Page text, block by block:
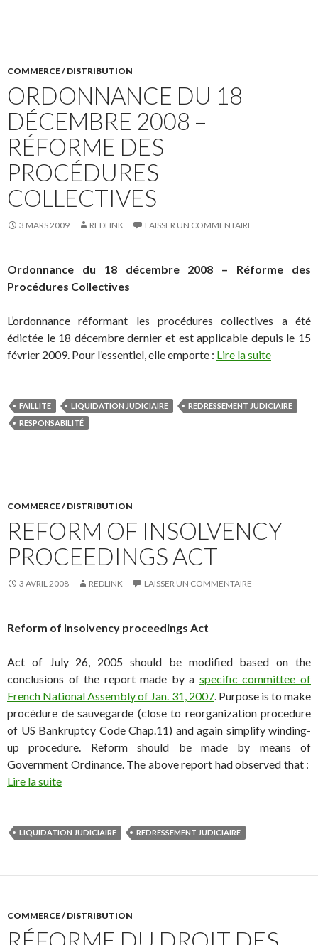
COMMERCE / DISTRIBUTION
ORDONNANCE DU 18
DÉCEMBRE 2008 –
RÉFORME DES
PROCÉDURES
COLLECTIVES
3 MARS 2009 REDLINK LAISSER UN COMMENTAIRE
Ordonnance du 18 décembre 2008 – Réforme des
Procédures Collectives
L’ordonnance réformant les procédures collectives a été
édictée le 18 décembre dernier et est applicable depuis le 15
février 2009. Pour l’essentiel, elle emporte : Lire la suite
FAILLITE LIQUIDATION JUDICIAIRE
REDRESSEMENT JUDICIAIRE
RESPONSABILITÉ
COMMERCE / DISTRIBUTION
REFORM OF INSOLVENCY
PROCEEDINGS ACT
3 AVRIL 2008 REDLINK LAISSER UN COMMENTAIRE
Reform of Insolvency proceedings Act
Act of July 26, 2005 should be modified based on the
conclusions of the report made by a specific committee of
French National Assembly of Jan. 31, 2007. Purpose is to make
procédure de sauvegarde (close to reorganization procedure
of US Bankruptcy Code Chap.11) and again simplify winding-
up procedure. Reform should be made by means of
Government Ordinance. The above report had observed that :
Lire la suite
LIQUIDATION JUDICIAIRE REDRESSEMENT JUDICIAIRE
COMMERCE / DISTRIBUTION